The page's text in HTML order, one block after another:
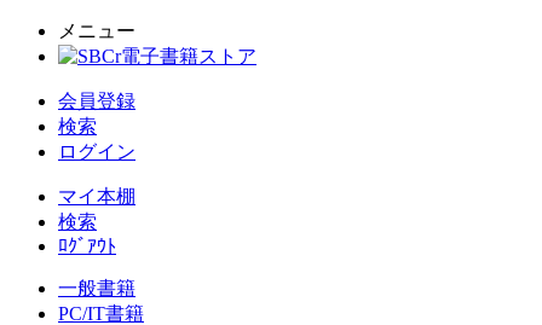
メニュー
会員登録
検索
ログイン
マイ本棚
検索
ﾛｸﾞｱｳﾄ
一般書籍
PC/IT書籍